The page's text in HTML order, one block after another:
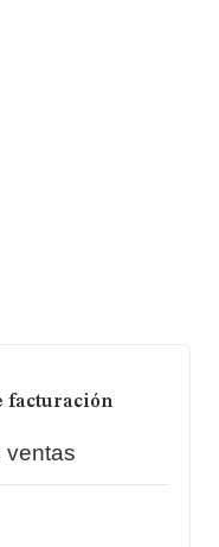
facturación
ventas